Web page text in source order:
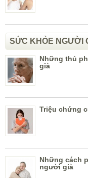
SỨC KHỎE NGƯỜI
Những thủ
già
Triệu chứng
Những cách
người già